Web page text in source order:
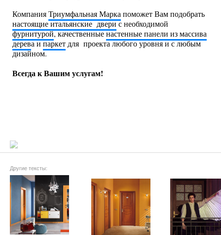
КомпанияТриумфальная Маркапоможет Вам подобрать
настоящие итальянские дверис необходимой
фурнитурой, качественныенастенные панели из массива
дерева ипаркетдля проекта любого уровня и с любым
дизайном.
Всегда к Вашим услугам!
Другие тексты: